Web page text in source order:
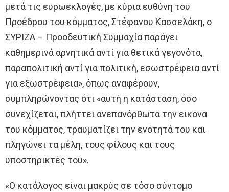
μετά τις ευρωεκλογές, με κύρια ευθύνη του
Προέδρου του κόμματος, Στέφανου Κασσελάκη, ο
ΣΥΡΙΖΑ – Προοδευτική Συμμαχία παράγει
καθημερινά αρνητικά αντί για θετικά γεγονότα,
παραπολιτική αντί για πολιτική, εσωστρέφεια αντί
για εξωστρέφεια», όπως αναφέρουν,
συμπληρώνοντας ότι «αυτή η κατάσταση, όσο
συνεχίζεται, πλήττει ανεπανόρθωτα την εικόνα
του κόμματος, τραυματίζει την ενότητά του και
πληγώνει τα μέλη, τους φίλους και τους
υποστηρικτές του».
«Ο κατάλογος είναι μακρύς σε τόσο σύντομο